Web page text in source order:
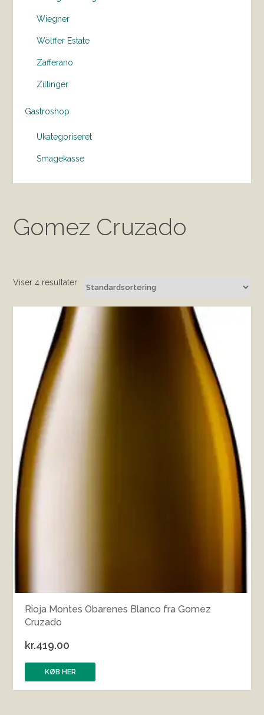
Wiegner
Wölffer Estate
Zafferano
Zillinger
Gastroshop
Ukategoriseret
Smagekasse
Gomez Cruzado
Viser 4 resultater
Rioja Montes Obarenes Blanco fra Gomez
Cruzado
kr.419.00
KØB HER